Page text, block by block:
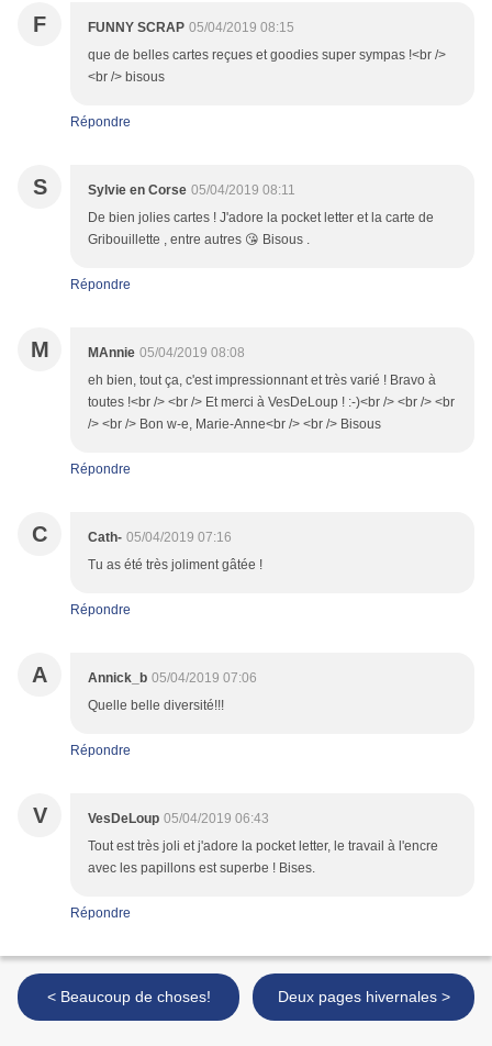
F FUNNY SCRAP 05/04/2019 08:15
que de belles cartes reçues et goodies super sympas !<br />
<br /> bisous
Répondre
S Sylvie en Corse 05/04/2019 08:11
De bien jolies cartes ! J'adore la pocket letter et la carte de
Gribouillette , entre autres 😘 Bisous .
Répondre
M MAnnie 05/04/2019 08:08
eh bien, tout ça, c'est impressionnant et très varié ! Bravo à
toutes !<br /> <br /> Et merci à VesDeLoup ! :-)<br /> <br /> <br
/> <br /> Bon w-e, Marie-Anne<br /> <br /> Bisous
Répondre
C Cath- 05/04/2019 07:16
Tu as été très joliment gâtée !
Répondre
A Annick_b 05/04/2019 07:06
Quelle belle diversité!!!
Répondre
V VesDeLoup 05/04/2019 06:43
Tout est très joli et j'adore la pocket letter, le travail à l'encre
avec les papillons est superbe ! Bises.
Répondre
< Beaucoup de choses! Deux pages hivernales >